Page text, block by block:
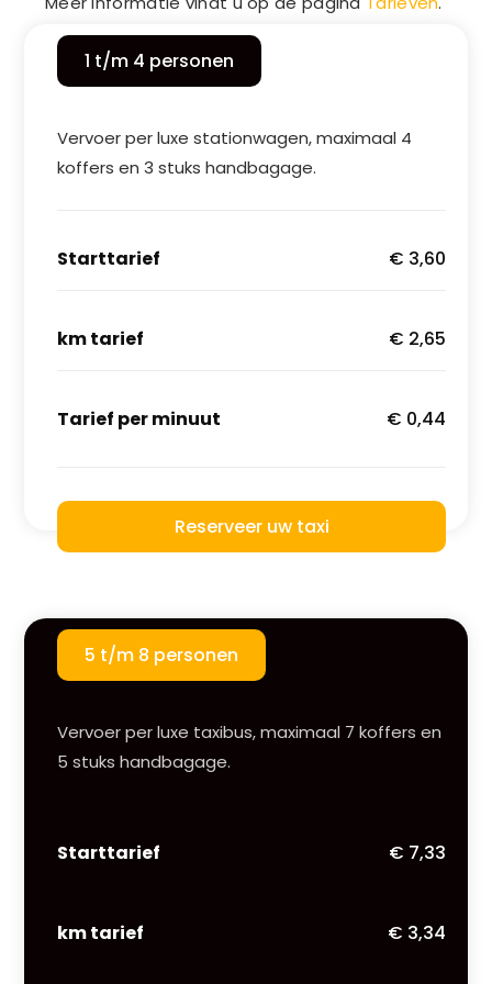
1 t/m 4 personen
Vervoer per luxe stationwagen, maximaal 4
koffers en 3 stuks handbagage.
Starttarief € 3,60
km tarief € 2,65
Tarief per minuut € 0,44
Reserveer uw taxi
5 t/m 8 personen
Vervoer per luxe taxibus, maximaal 7 koffers en
5 stuks handbagage.
Starttarief € 7,33
km tarief € 3,34